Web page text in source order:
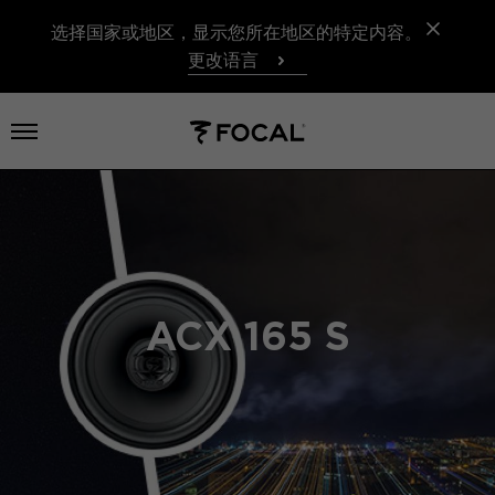
选择国家或地区，显示您所在地区的特定内容。
更改语言
打开菜单
ACX 165 S